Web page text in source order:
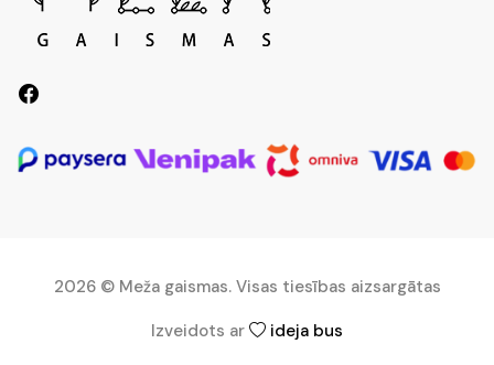
2026 © Meža gaismas. Visas tiesības aizsargātas
Izveidots ar
ideja bus